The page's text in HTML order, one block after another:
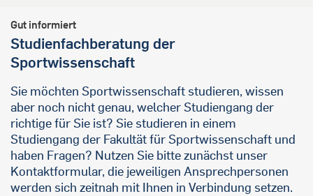
Gut informiert
Studienfachberatung der
Sportwissenschaft
Sie möchten Sportwissenschaft studieren, wissen
aber noch nicht genau, welcher Studiengang der
richtige für Sie ist? Sie studieren in einem
Studiengang der Fakultät für Sportwissenschaft und
haben Fragen? Nutzen Sie bitte zunächst unser
Kontaktformular, die jeweiligen Ansprechpersonen
werden sich zeitnah mit Ihnen in Verbindung setzen.